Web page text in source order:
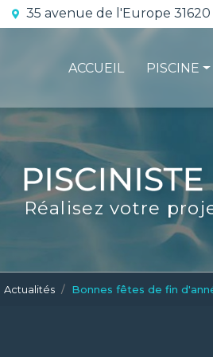
35 avenue de l'Europe
ACCUEIL PISCINE
La
Le
Réalisez votre
Actualités Bonnes fêtes de fin